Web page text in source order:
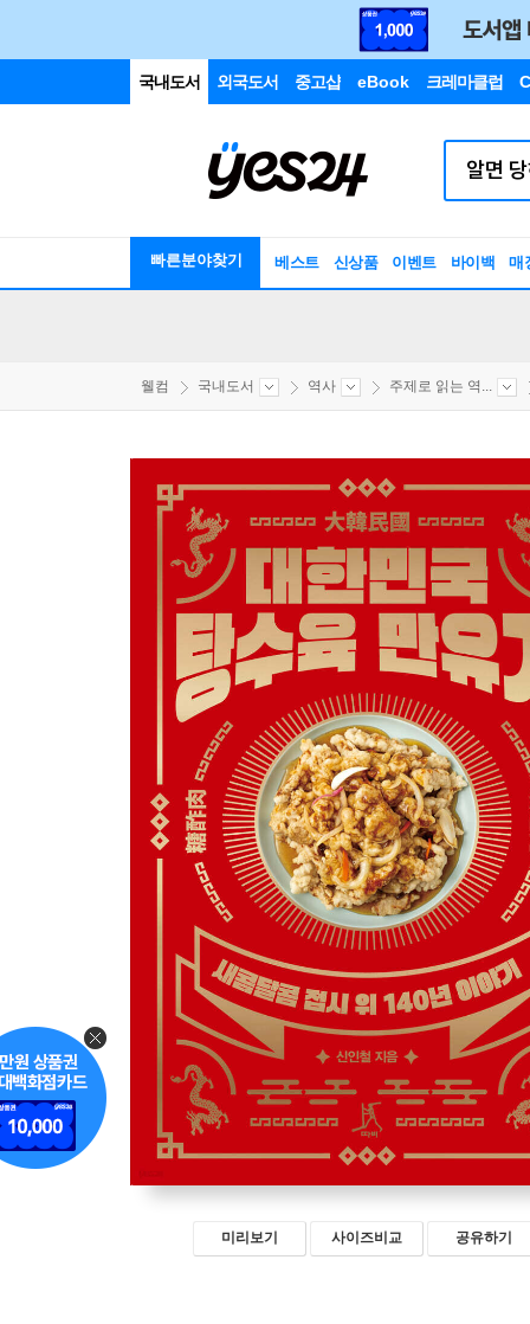
국내도서 외국도서 중고샵 eBook 크레마클럽
빠른분야찾기 베스트 신상품 이벤트 바이백 매
웰컴 국내도서 역사 주제로 읽는 역...
미리보기 사이즈비교 공유하기